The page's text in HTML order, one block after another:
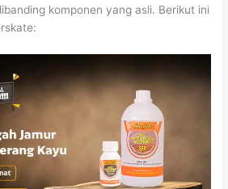
komponen yang asli. Berikut ini